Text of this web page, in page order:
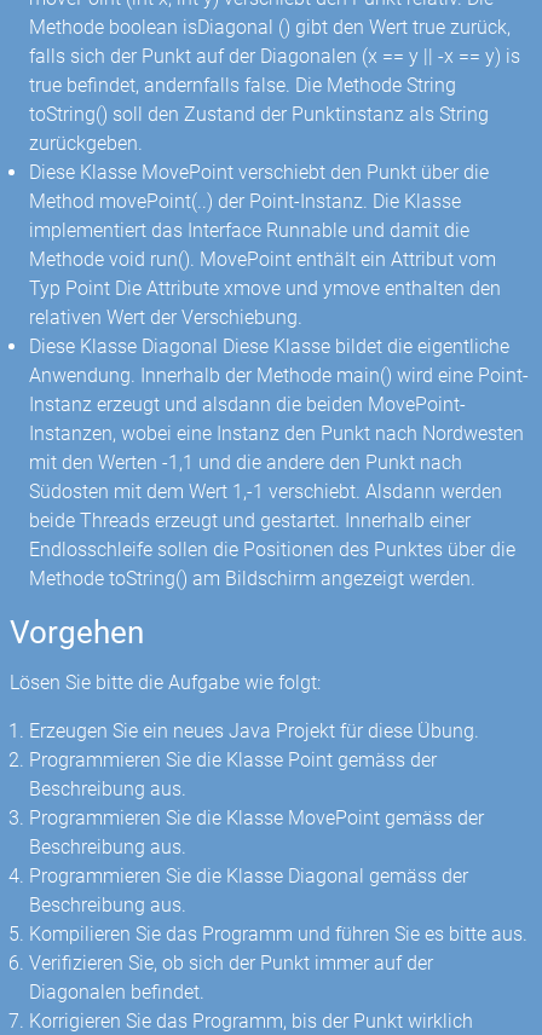
Methode boolean isDiagonal () gibt den Wert true zurück,
falls sich der Punkt auf der Diagonalen (x == y || -x == y) is
true befindet, andernfalls false. Die Methode String
toString() soll den Zustand der Punktinstanz als String
zurückgeben.
Diese Klasse MovePoint verschiebt den Punkt über die
Method movePoint(..) der Point-Instanz. Die Klasse
implementiert das Interface Runnable und damit die
Methode void run(). MovePoint enthält ein Attribut vom
Typ Point Die Attribute xmove und ymove enthalten den
relativen Wert der Verschiebung.
Diese Klasse Diagonal Diese Klasse bildet die eigentliche
Anwendung. Innerhalb der Methode main() wird eine Point-
Instanz erzeugt und alsdann die beiden MovePoint-
Instanzen, wobei eine Instanz den Punkt nach Nordwesten
mit den Werten -1,1 und die andere den Punkt nach
Südosten mit dem Wert 1,-1 verschiebt. Alsdann werden
beide Threads erzeugt und gestartet. Innerhalb einer
Endlosschleife sollen die Positionen des Punktes über die
Methode toString() am Bildschirm angezeigt werden.
Vorgehen
Lösen Sie bitte die Aufgabe wie folgt:
Erzeugen Sie ein neues Java Projekt für diese Übung.
Programmieren Sie die Klasse Point gemäss der
Beschreibung aus.
Programmieren Sie die Klasse MovePoint gemäss der
Beschreibung aus.
Programmieren Sie die Klasse Diagonal gemäss der
Beschreibung aus.
Kompilieren Sie das Programm und führen Sie es bitte aus.
Verifizieren Sie, ob sich der Punkt immer auf der
Diagonalen befindet.
Korrigieren Sie das Programm, bis der Punkt wirklich